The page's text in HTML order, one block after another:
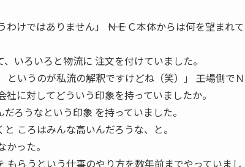
けではありません」 ――ＮＥＣ本体からは何を望まれ
、いろいろと物流に 注文を付けていました。
いうのが私流の解釈ですけどね（笑）」 ――工場側で
に対してどういう印象を持っていましたか。
ろうなという印象 を持っていました。
ころはみんな高いんだろうな、と。
った。
もらうという仕事のやり方を数年前までやっていまし